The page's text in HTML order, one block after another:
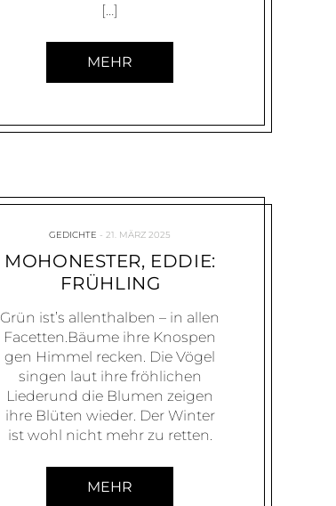
[…]
MEHR
GEDICHTE 21. MÄRZ 2025
MOHONESTER, EDDIE:
FRÜHLING
Grün ist’s allenthalben – in allen
Facetten.Bäume ihre Knospen
gen Himmel recken. Die Vögel
singen laut ihre fröhlichen
Liederund die Blumen zeigen
ihre Blüten wieder. Der Winter
ist wohl nicht mehr zu retten.
MEHR